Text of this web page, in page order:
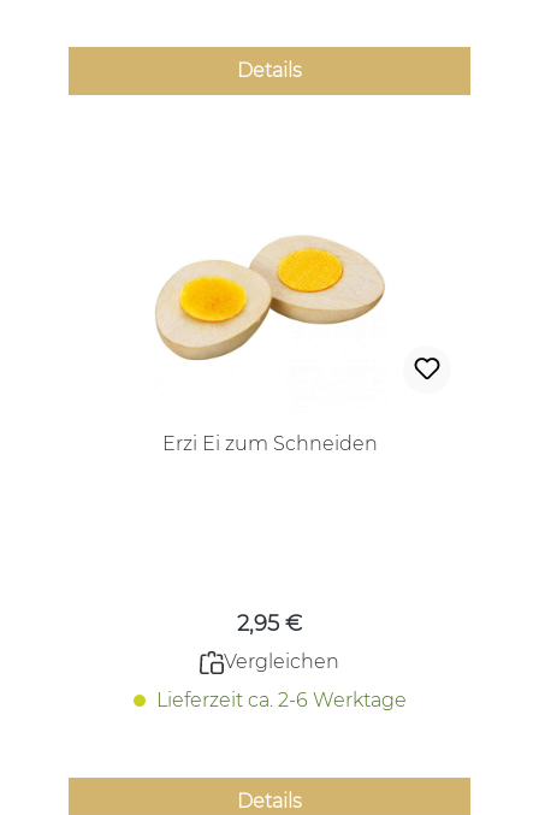
Details
Erzi Ei zum Schneiden
2,95 €
Vergleichen
Lieferzeit ca. 2-6 Werktage
Details